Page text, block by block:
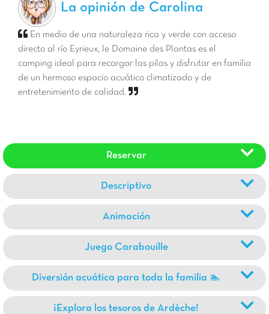
La opinión de Carolina
En medio de una naturaleza rica y verde con acceso
directo al río Eyrieux, le Domaine des Plantas es el
camping ideal para recargar las pilas y disfrutar en familia
de un hermoso espacio acuático climatizado y de
entretenimiento de calidad.
Reservar
Descriptivo
Animación
Juego Carabouille
Diversión acuática para toda la familia 🏊
¡Explora los tesoros de Ardèche!